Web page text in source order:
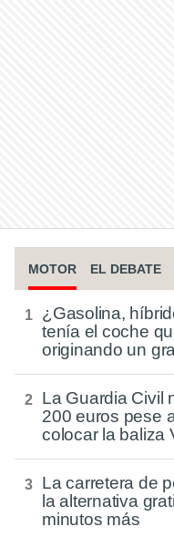
MOTOR EL DEBATE
¿Gasolina,
tenía el coche
originando un
La Guardia Civil
200 euros pese
colocar la baliza
La carretera de
la alternativa
minutos más